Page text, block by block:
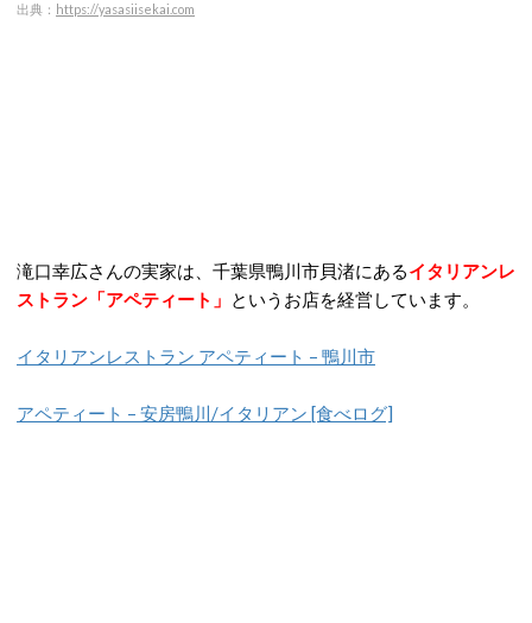
出典： https://yasasiisekai.com
滝口幸広さんの実家は、千葉県鴨川市貝渚にあるイタリアンレ
ストラン「アペティート」 というお店を経営しています。
イタリアンレストラン アペティート – 鴨川市
アペティート – 安房鴨川/イタリアン [食べログ]